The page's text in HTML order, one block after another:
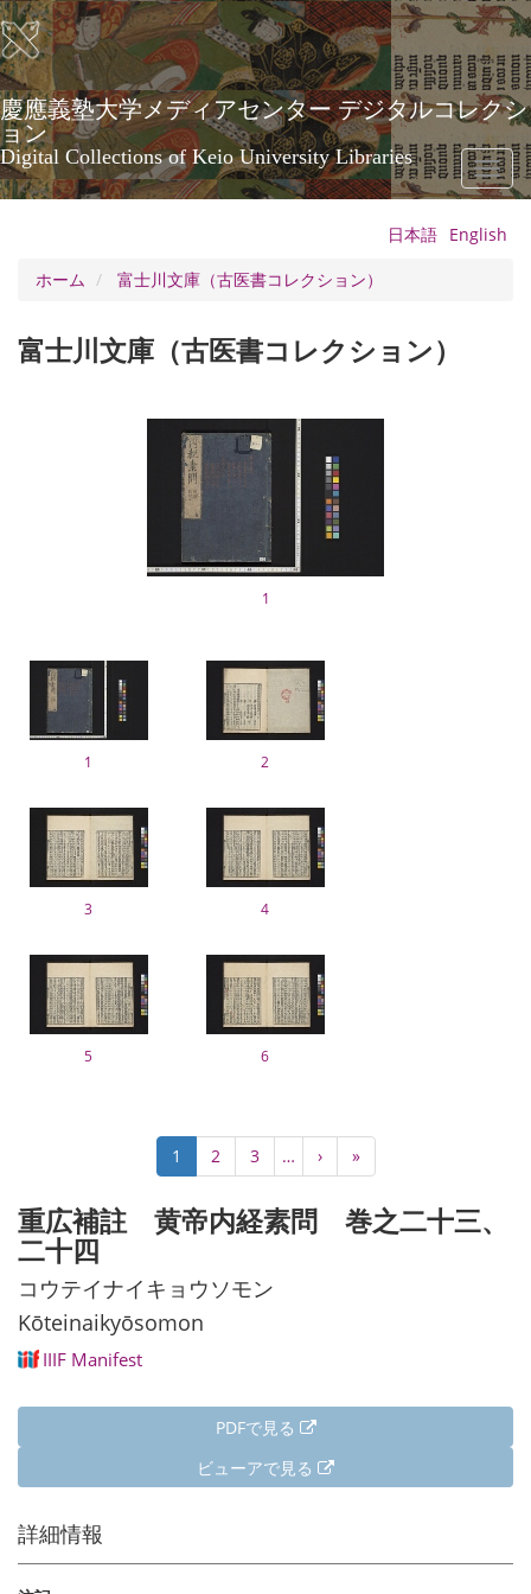
メ
イ
ン
コ
ン
テ
ン
ツ
に
慶應義塾大学メディアセンター デジタルコレクシ
ョン
Digital Collections of Keio University Libraries
Toggle
日本語 English
ホーム
富士川文庫（古医書コレクション）
富士川文庫（古医書コレクション）
1
1 2
3 4
5 6
送
り
カ
レ
ン
ト
ジ
1 Page
2 Page
3 …
次
ペ
ー
ジ
›
最
終
ペ
ー
»
重広補註 黄帝内経素問 巻之二十三、
二十四
コウテイナイキョウソモン
Kōteinaikyōsomon
IIIF Manifest
PDFで見る
ビューアで見る
詳細情報